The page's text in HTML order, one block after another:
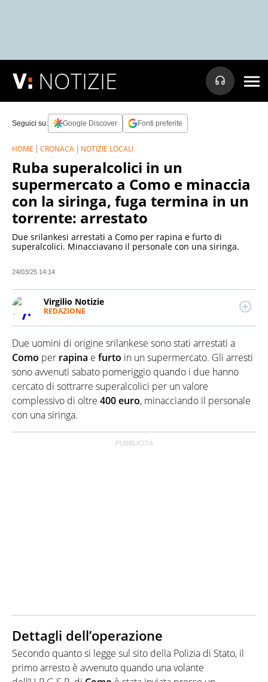
NOTIZIE
Seguici su: Google Discover Fonti preferite
HOME CRONACA NOTIZIE LOCALI
Ruba superalcolici in un
supermercato a Como e minaccia
con la siringa, fuga termina in un
torrente: arrestato
Due srilankesi arrestati a Como per rapina e furto di
superalcolici. Minacciavano il personale con una siringa.
24/03/25 14:14
Virgilio Notizie
REDAZIONE
Italia e nel mondo. Cronaca, Politica, Economia,
Spettacolo: tutta l'attualità che fa notizia, finisce
sotto il suo microscopio. Virgilio Notizie è alimentato
da un team di giornalisti tutti under 35 e nativi
digitali. Missione: con un linguaggio semplice e
diretto rendere chiari, comprensibili e interessanti i
fatti del giorno.
Due uomini di origine srilankese sono stati arrestati a
Como per rapina e furto in un supermercato. Gli arresti
sono avvenuti sabato pomeriggio quando i due hanno
cercato di sottrarre superalcolici per un valore
complessivo di oltre 400 euro, minacciando il personale
con una siringa.
Dettagli dell’operazione
Secondo quanto si legge sul sito della Polizia di Stato, il
primo arresto è avvenuto quando una volante